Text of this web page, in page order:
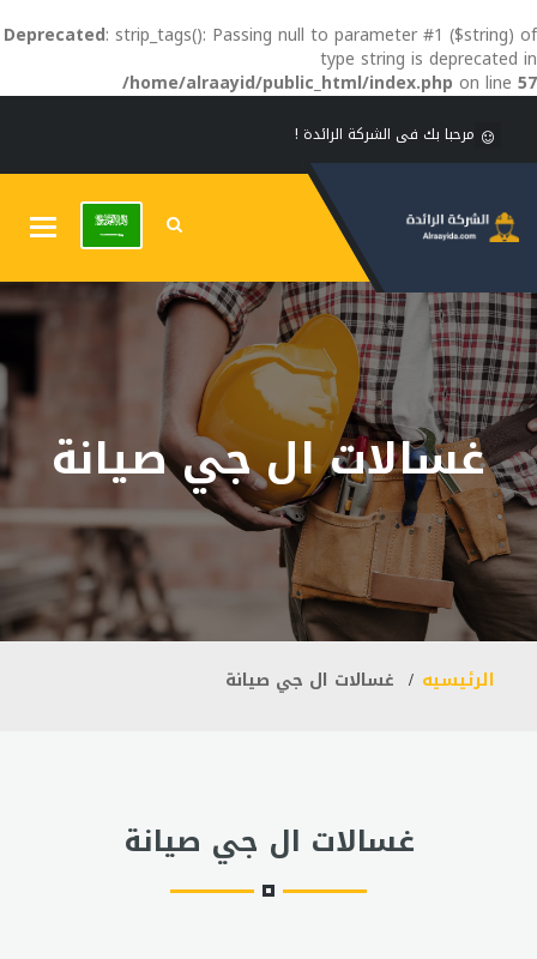
Deprecated: strip_tags(): Passing null to parameter #1 ($string) of
type string is deprecated in
/home/alraayid/public_html/index.php on line 57
مرحبا بك فى الشركة الرائدة !
غسالات ال جي صيانة
الرئيسيه غسالات ال جي صيانة
غسالات ال جي صيانة